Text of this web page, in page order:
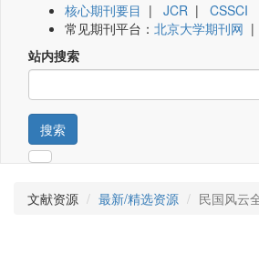
核心期刊要目 | JCR | CSSCI
常见期刊平台： 北京大学期刊网 |
站内搜索
搜索
文献资源 最新/精选资源 民国风云